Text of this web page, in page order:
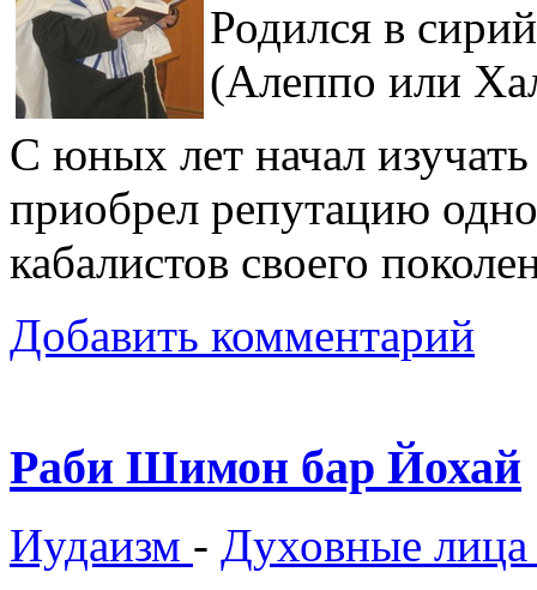
Родился в
(Алеппо или
С юных лет начал
приобрел репутацию
кабалистов своего
Добавить комментарий
Раби Шимон бар Йохай
Иудаизм - Духовные